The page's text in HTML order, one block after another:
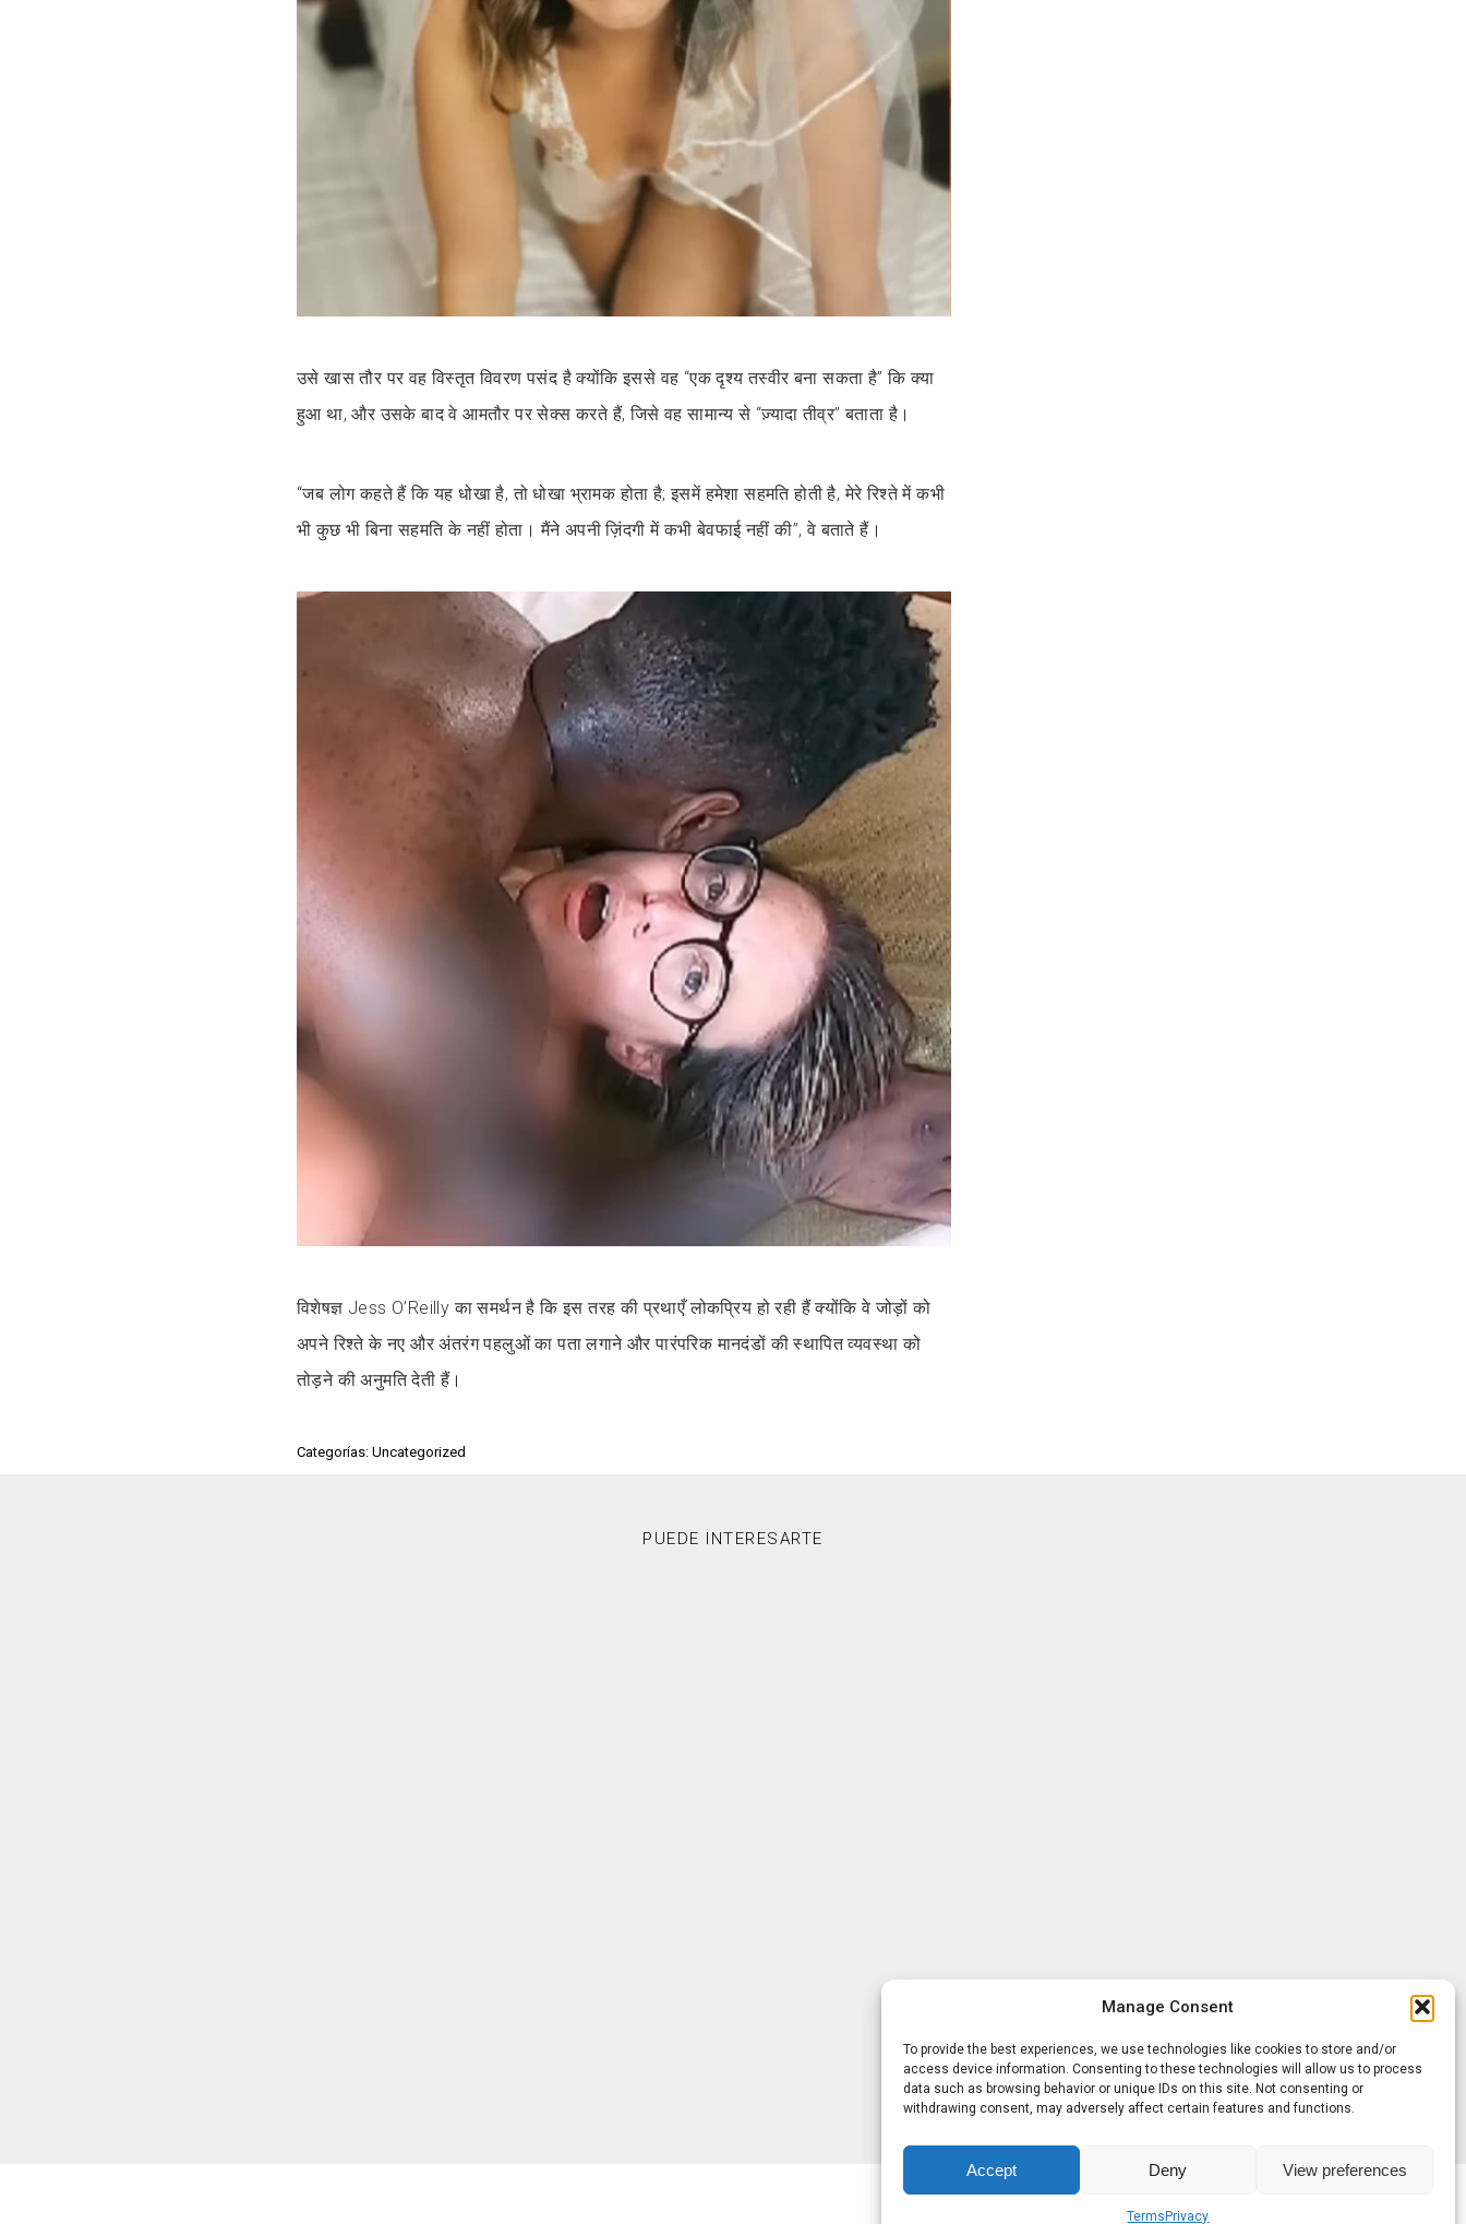
Manage Consent
To provide the best experiences, we use technologies like cookies to store and/or
access device information. Consenting to these technologies will allow us to process
data such as browsing behavior or unique IDs on this site. Not consenting or
withdrawing consent, may adversely affect certain features and functions.
Accept Deny View preferences
Terms Privacy
उसे खास तौर पर वह विस्तृत विवरण पसंद है क्योंकि इससे वह “एक दृश्य तस्वीर बना सकता है” कि क्या
हुआ था, और उसके बाद वे आमतौर पर सेक्स करते हैं, जिसे वह सामान्य से “ज़्यादा तीव्र” बताता है।
“जब लोग कहते हैं कि यह धोखा है, तो धोखा भ्रामक होता है; इसमें हमेशा सहमति होती है, मेरे रिश्ते में कभी
भी कुछ भी बिना सहमति के नहीं होता। मैंने अपनी ज़िंदगी में कभी बेवफाई नहीं की”, वे बताते हैं।
विशेषज्ञ Jess O’Reilly का समर्थन है कि इस तरह की प्रथाएँ लोकप्रिय हो रही हैं क्योंकि वे जोड़ों को
अपने रिश्ते के नए और अंतरंग पहलुओं का पता लगाने और पारंपरिक मानदंडों की स्थापित व्यवस्था को
तोड़ने की अनुमति देती हैं।
Categorías: Uncategorized
PUEDE INTERESARTE